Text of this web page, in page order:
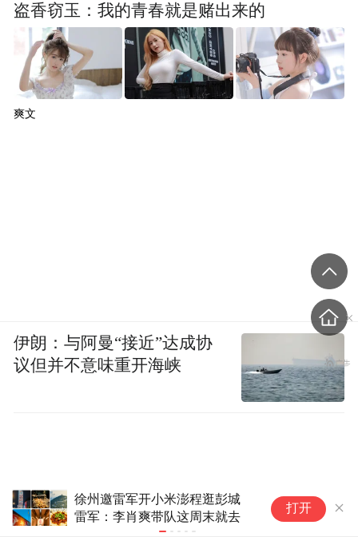
徐州邀雷军开小米澎程逛彭城
雷军：李肖爽带队这周末就去
样子
打开
盗香窃玉：我的青春就是赌出来的
爽文
伊朗：与阿曼“接近”达成协
议但并不意味重开海峡